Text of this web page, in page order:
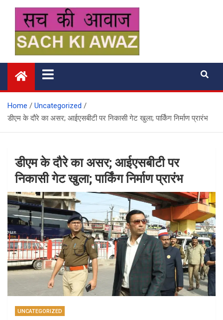
content
सच की आवाज
Home
Uncategorized
डीएम के दौरे का असर; आईएसबीटी पर निकासी गेट खुला; पार्किंग निर्माण प्रारंभ
डीएम के दौरे का असर; आईएसबीटी पर
निकासी गेट खुला; पार्किंग निर्माण प्रारंभ
UNCATEGORIZED